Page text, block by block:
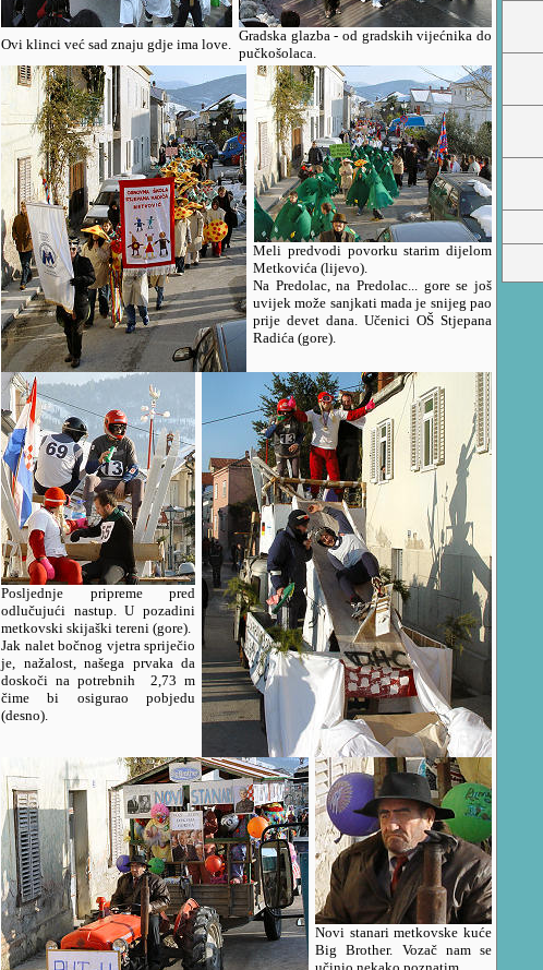
Ovi klinci već sad znaju gdje ima love.
Gradska glazba - od gradskih vijećnika do
pučkošolaca.
Meli predvodi povorku starim dijelom
Metkovića (lijevo).
Na Predolac, na Predolac... gore se još
uvijek može sanjkati mada je snijeg pao
prije devet dana. Učenici OŠ Stjepana
Radića (gore).
Posljednje pripreme pred
odlučujući nastup. U pozadini
metkovski skijaški tereni (gore).
Jak nalet bočnog vjetra spriječio
je, nažalost, našega prvaka da
doskoči na potrebnih 2,73 m
čime bi osigurao pobjedu
(desno).
Novi stanari metkovske kuće
Big Brother. Vozač nam se